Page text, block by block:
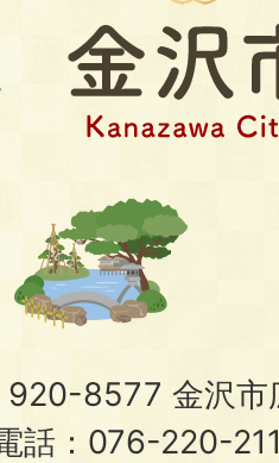
920-8577 金沢市
話：076-220-